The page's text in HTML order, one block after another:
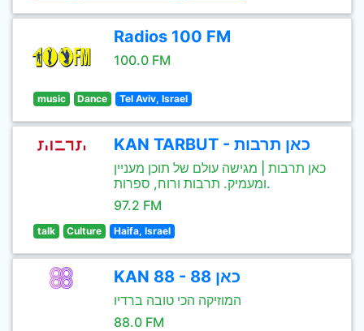
Radios 100 FM
100.0 FM
music Dance Tel Aviv, Israel
KAN TARBUT - כאן תרבות
כאן תרבות | מגישה עולם של תוכן מעניין
ומעמיק. תרבות ורוח, ספרות.
97.2 FM
talk Culture Haifa, Israel
KAN 88 - כאן 88
המוזיקה הכי טובה ברדיו
88.0 FM